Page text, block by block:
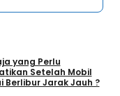
yang Perlu
Setelah Mobil
Berlibur Jarak Jauh ?